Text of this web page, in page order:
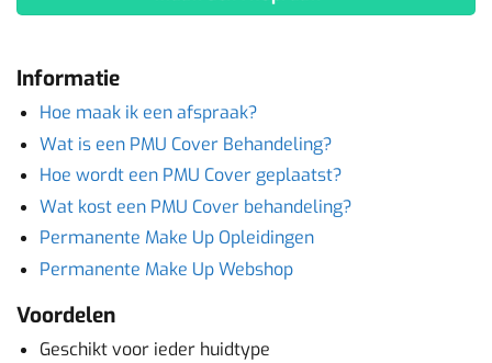
Informatie
Hoe maak ik een afspraak?
Wat is een PMU Cover Behandeling?
Hoe wordt een PMU Cover geplaatst?
Wat kost een PMU Cover behandeling?
Permanente Make Up Opleidingen
Permanente Make Up Webshop
Voordelen
Geschikt voor ieder huidtype